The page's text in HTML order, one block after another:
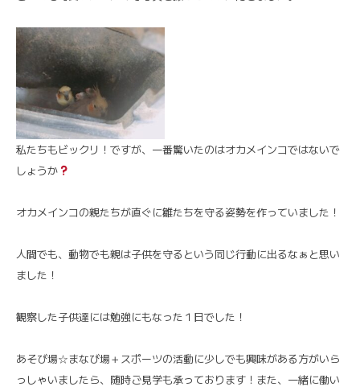
私たちもビックリ！ですが、一番驚いたのはオカメインコではないで
しょうか
オカメインコの親たちが直ぐに雛たちを守る姿勢を作っていました！
人間でも、動物でも親は子供を守るという同じ行動に出るなぁと思い
ました！
観察した子供達には勉強にもなった１日でした！
あそび場☆まなび場＋スポーツの活動に少しでも興味がある方がいら
っしゃいましたら、随時ご見学も承っております！また、一緒に働い